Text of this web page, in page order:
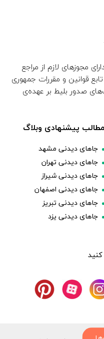
مجوزهای لازم از مراجع
قوانین و مقررات جمهوری
صدور بلیط بر عهده‌ی
مطالب پیشنهادی وبلاگ
جاهای دیدنی مشهد
جاهای دیدنی تهران
جاهای دیدنی شیراز
جاهای دیدنی اصفهان
جاهای دیدنی تبریز
جاهای دیدنی یزد
کنید